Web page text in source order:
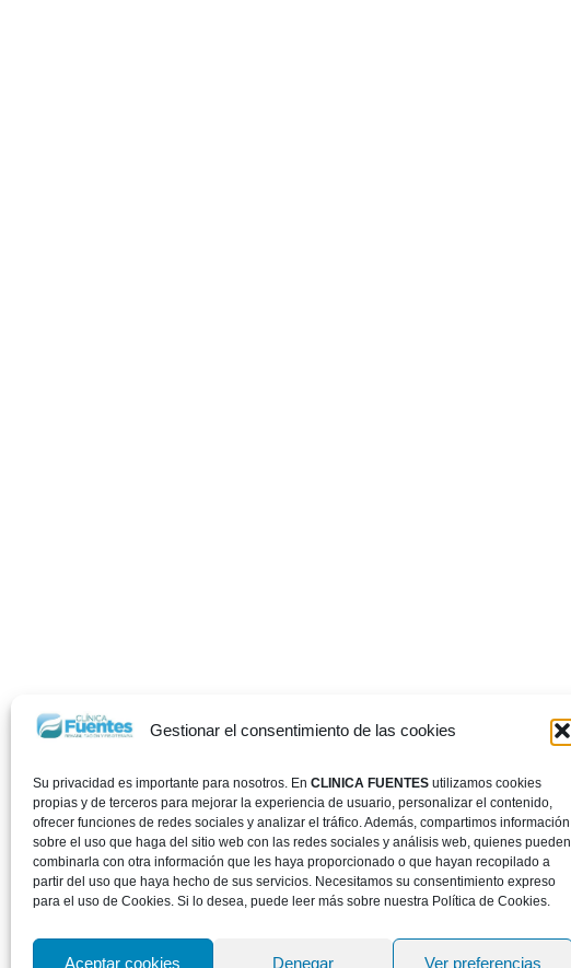
Gestionar el consentimiento de las cookies
Su privacidad es importante para nosotros. En CLINICA FUENTES utilizamos cookies
propias y de terceros para mejorar la experiencia de usuario, personalizar el contenido,
ofrecer funciones de redes sociales y analizar el tráfico. Además, compartimos información
sobre el uso que haga del sitio web con las redes sociales y análisis web, quienes pueden
combinarla con otra información que les haya proporcionado o que hayan recopilado a
partir del uso que haya hecho de sus servicios. Necesitamos su consentimiento expreso
para el uso de Cookies. Si lo desea, puede leer más sobre nuestra Política de Cookies.
Aceptar cookies Denegar Ver preferencias